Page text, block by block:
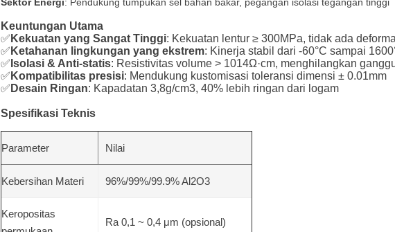
Keuntungan Utama
✅ Kekuatan yang Sangat Tinggi: Kekuatan lentur ≥ 300MPa, tidak ada
✅ Ketahanan lingkungan yang ekstrem: Kinerja stabil dari -60°C sampai
✅ Isolasi & Anti-statis: Resistivitas volume > 1014Ω·cm, menghilangkan
✅ Kompatibilitas presisi: Mendukung kustomisasi toleransi dimensi ± 0.01mm
✅ Desain Ringan: Kapadatan 3,8g/cm3, 40% lebih ringan dari logam
Spesifikasi Teknis
Parameter Nilai
Kebersihan Materi 96%/99%/99.9% Al2O3
Keropositas
Ra 0,1 ~ 0,4 μm (opsional)